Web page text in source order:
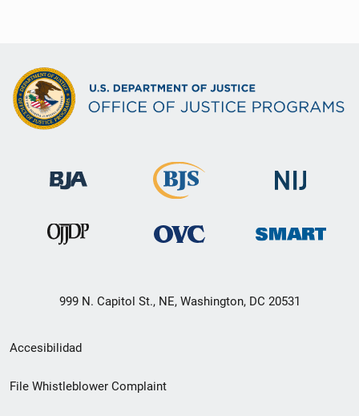
999 N. Capitol St., NE, Washington, DC 20531
Menú
de
Accesibilidad
File Whistleblower Complaint